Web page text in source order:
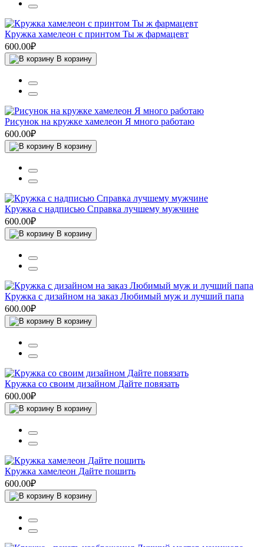
Кружка хамелеон с принтом Ты ж фармацевт
600.00₽
В корзину
Рисунок на кружке хамелеон Я много работаю
600.00₽
В корзину
Кружка с надписью Справка лучшему мужчине
600.00₽
В корзину
Кружка с дизайном на заказ Любимый муж и лучший папа
600.00₽
В корзину
Кружка со своим дизайном Дайте повязать
600.00₽
В корзину
Кружка хамелеон Дайте пошить
600.00₽
В корзину